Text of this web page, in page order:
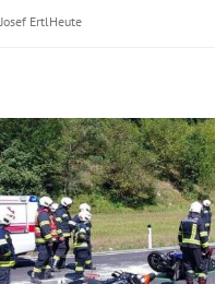
Untermenü
Untermenü
Untermenü
Josef Ertl Heute